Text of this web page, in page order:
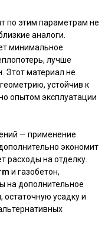
по этим параметрам не
аналоги.
минимальное
лучше
Этот материал не
устойчив к
опытом эксплуатации
— применение
экономит
расходы на отделку.
и газобетон,
на дополнительное
усадку и